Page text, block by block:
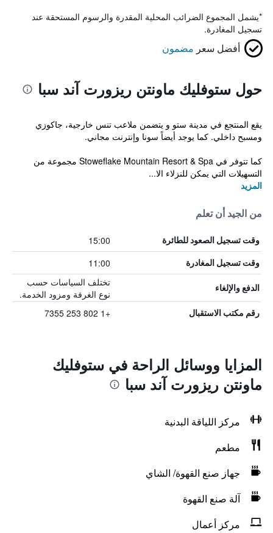
*يشمل المجموع الضرائب المحلية المقدرة والرسوم المستحقة عند
تسجيل المغادرة.
أفضل سعر مضمون
حول ستوفليك ماونتن ريزورت آند سبا
يقع المنتجع في مدينة ستو و يتضمن ملاعب تنس خارجية، جاكوزي
ومسبح داخلي. كما يوجد أيضاً سونا وإنترنت مجاني.
كما تتوفر في Stoweflake Mountain Resort & Spa مجموعة من
التسهيلات التي يمكن للنزلاء الا...
المزيد
من الجيد أن تعلم
وقت تسجيل الصعود للطائرة 15:00
وقت تسجيل المغادرة 11:00
الدفع والإلغاء
تختلف السياسات حسب
نوع الغرفة ومزود الخدمة.
رقم مكتب الاستقبال +1 802 253 7355
المزايا ووسائل الراحة في ستوفليك
ماونتن ريزورت آند سبا
مركز اللياقة البدنية
مطعم
جهاز صنع القهوة/ الشاي
آلة صنع القهوة
مركز أعمال